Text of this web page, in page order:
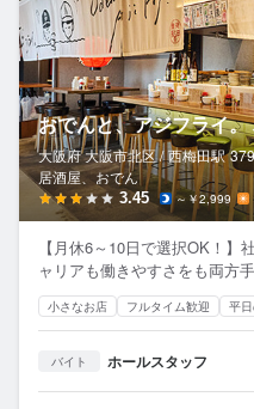
おでんと、アジフライ
大阪府 大阪市北区 / 西梅田駅
居酒屋、おでん
3.45 ～￥2,999
【月休6～10日で選択OK！
ャリアも働きやすさをも両方
小さなお店 フルタイム歓迎 平
バイト ホールスタッフ